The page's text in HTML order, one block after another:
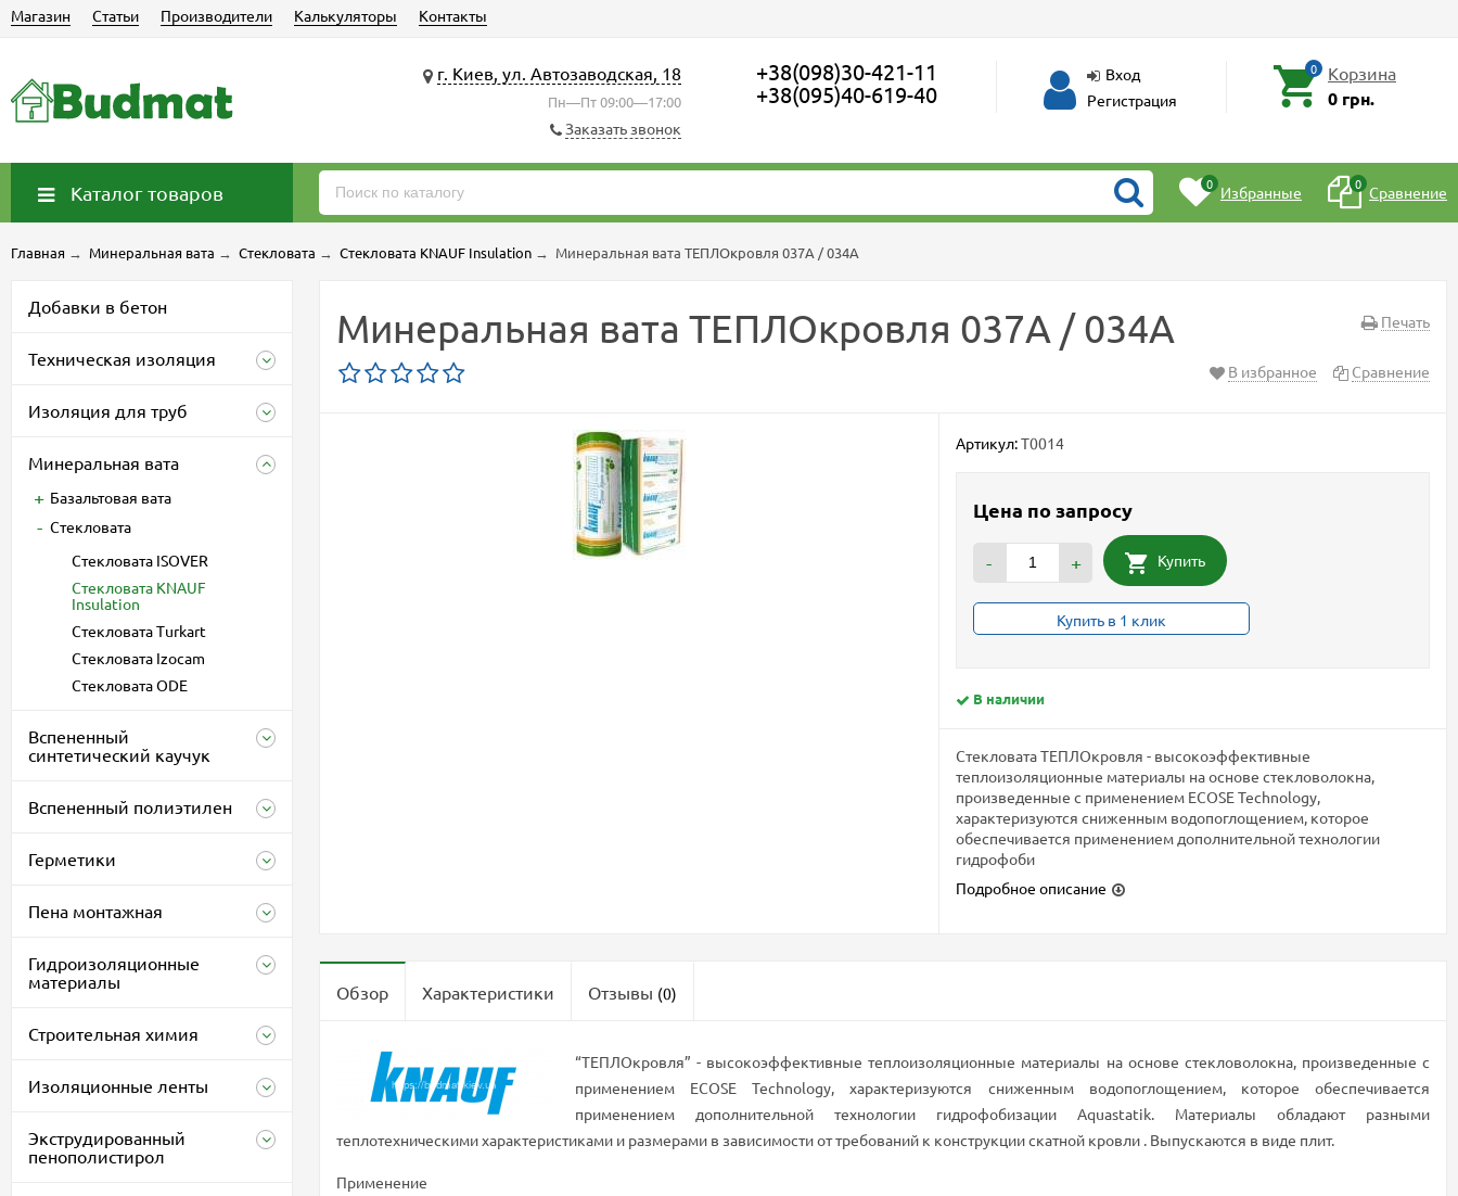
Магазин Статьи Производители Калькуляторы Контакты
г. Киев, ул. Автозаводская, 18
Пн—Пт 09:00—17:00
Заказать звонок
+38(098)30-421-11
+38(095)40-619-40
Вход
Регистрация
0 Корзина
0 грн.
Каталог товаров 0 Избранные 0 Сравнение
Главная → Минеральная вата → Стекловата → Стекловата KNAUF Insulation → Минеральная вата ТЕПЛОкровля 037A / 034A
Добавки в бетон
Техническая изоляция
Изоляция для труб
Минеральная вата
Базальтовая вата
Стекловата
Стекловата ISOVER
Стекловата KNAUF
Insulation
Стекловата Turkart
Стекловата Izocam
Стекловата ODE
Вспененный
синтетический каучук
Вспененный полиэтилен
Герметики
Пена монтажная
Гидроизоляционные
материалы
Строительная химия
Изоляционные ленты
Экструдированный
пенополистирол
Печать
Минеральная вата ТЕПЛОкровля 037A / 034A
В избранное Сравнение
Артикул:T0014
Цена по запросу
- + Купить
Купить в 1 клик
В наличии
Стекловата ТЕПЛОкровля - высокоэффективные
теплоизоляционные материалы на основе стекловолокна,
произведенные с применением ECOSE Technology,
характеризуются сниженным водопоглощением, которое
обеспечивается применением дополнительной технологии
гидрофоби
Подробное описание
Обзор Характеристики Отзывы (0)
“ТЕПЛОкровля” - высокоэффективные теплоизоляционные материалы на основе стекловолокна, произведенные с
применением ECOSE Technology, характеризуются сниженным водопоглощением, которое обеспечивается
применением дополнительной технологии гидрофобизации Aquastatik. Материалы обладают разными
теплотехническими характеристиками и размерами в зависимости от требований к конструкции скатной кровли . Выпускаются в виде плит.
Применение